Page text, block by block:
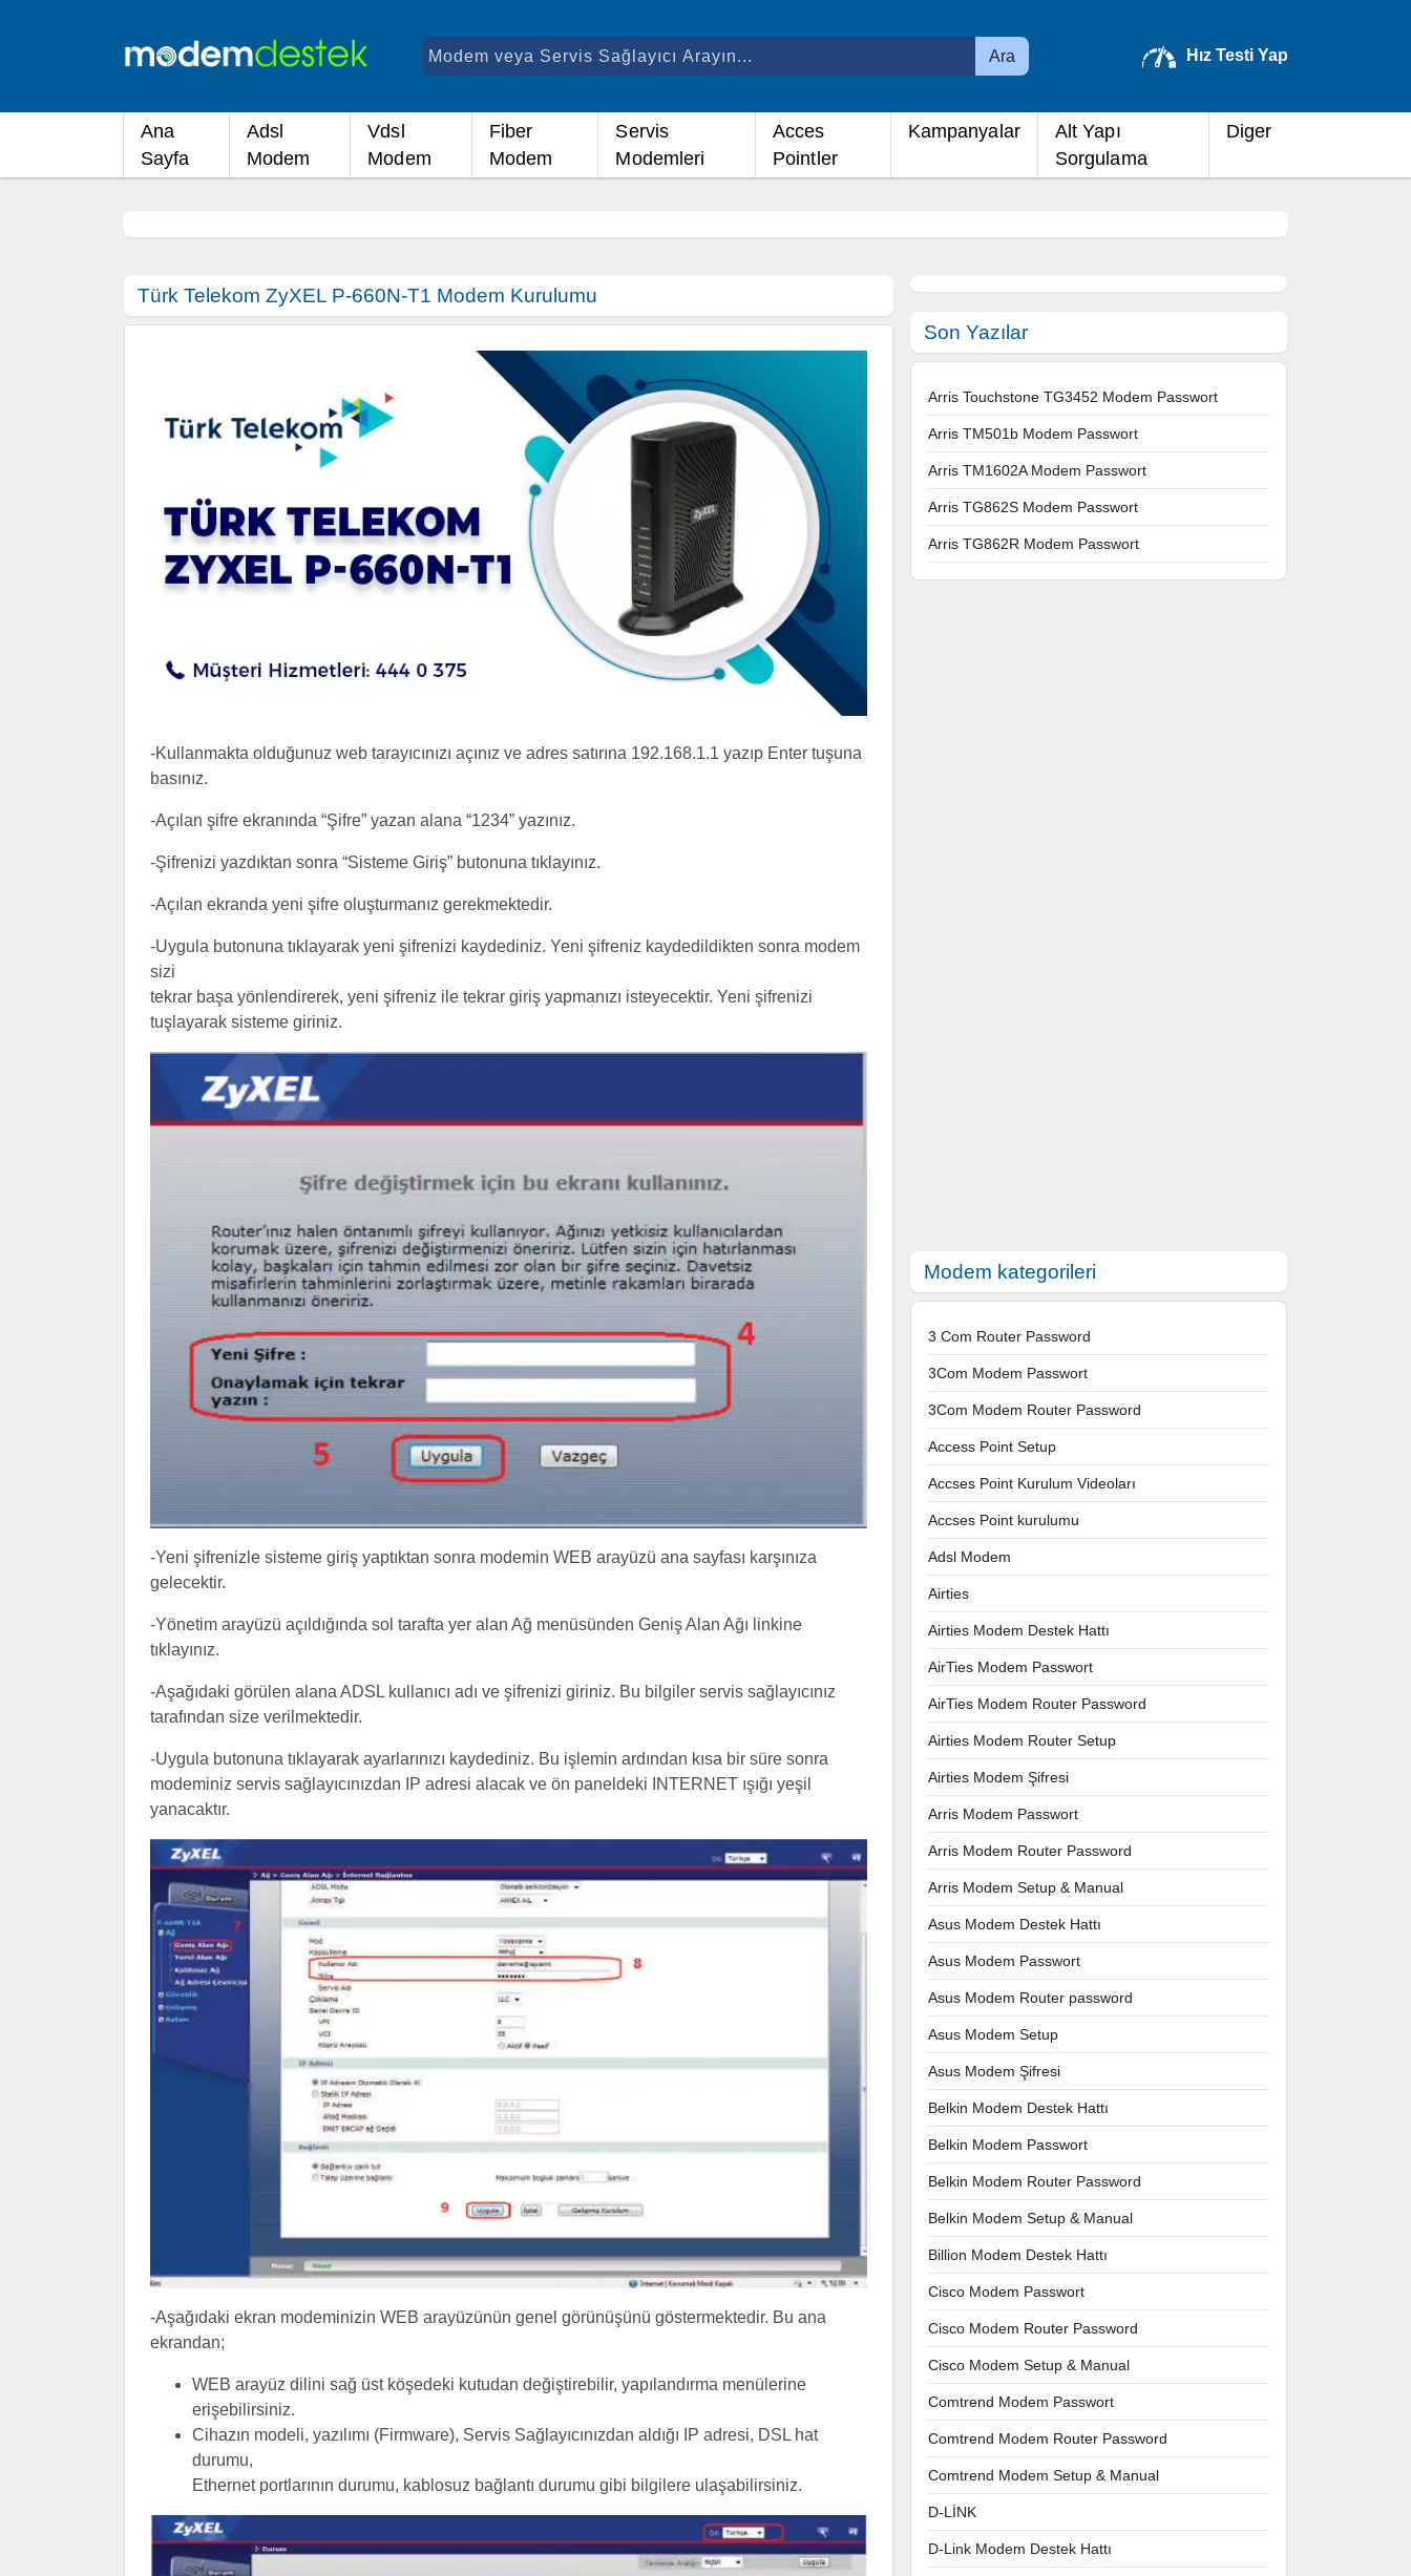
Ara Hız Testi Yap
Ana
Sayfa
Adsl
Modem
Vdsl
Modem
Fiber
Modem
Servis
Modemleri
Acces
Pointler
Kampanyalar
Alt Yapı
Sorgulama
Diger
Türk Telekom ZyXEL P-660N-T1 Modem Kurulumu
-Kullanmakta olduğunuz web tarayıcınızı açınız ve adres satırına 192.168.1.1 yazıp Enter tuşuna
basınız.
-Açılan şifre ekranında “Şifre” yazan alana “1234” yazınız.
-Şifrenizi yazdıktan sonra “Sisteme Giriş” butonuna tıklayınız.
-Açılan ekranda yeni şifre oluşturmanız gerekmektedir.
-Uygula butonuna tıklayarak yeni şifrenizi kaydediniz. Yeni şifreniz kaydedildikten sonra modem
sizi
tekrar başa yönlendirerek, yeni şifreniz ile tekrar giriş yapmanızı isteyecektir. Yeni şifrenizi
tuşlayarak sisteme giriniz.
-Yeni şifrenizle sisteme giriş yaptıktan sonra modemin WEB arayüzü ana sayfası karşınıza
gelecektir.
-Yönetim arayüzü açıldığında sol tarafta yer alan Ağ menüsünden Geniş Alan Ağı linkine
tıklayınız.
-Aşağıdaki görülen alana ADSL kullanıcı adı ve şifrenizi giriniz. Bu bilgiler servis sağlayıcınız
tarafından size verilmektedir.
-Uygula butonuna tıklayarak ayarlarınızı kaydediniz. Bu işlemin ardından kısa bir süre sonra
modeminiz servis sağlayıcınızdan IP adresi alacak ve ön paneldeki INTERNET ışığı yeşil
yanacaktır.
-Aşağıdaki ekran modeminizin WEB arayüzünün genel görünüşünü göstermektedir. Bu ana
ekrandan;
WEB arayüz dilini sağ üst köşedeki kutudan değiştirebilir, yapılandırma menülerine
erişebilirsiniz.
Cihazın modeli, yazılımı (Firmware), Servis Sağlayıcınızdan aldığı IP adresi, DSL hat
durumu,
Ethernet portlarının durumu, kablosuz bağlantı durumu gibi bilgilere ulaşabilirsiniz.
Son Yazılar
Arris Touchstone TG3452 Modem Passwort
Arris TM501b Modem Passwort
Arris TM1602A Modem Passwort
Arris TG862S Modem Passwort
Arris TG862R Modem Passwort
Modem kategorileri
3 Com Router Password
3Com Modem Passwort
3Com Modem Router Password
Access Point Setup
Accses Point Kurulum Videoları
Accses Point kurulumu
Adsl Modem
Airties
Airties Modem Destek Hattı
AirTies Modem Passwort
AirTies Modem Router Password
Airties Modem Router Setup
Airties Modem Şifresi
Arris Modem Passwort
Arris Modem Router Password
Arris Modem Setup & Manual
Asus Modem Destek Hattı
Asus Modem Passwort
Asus Modem Router password
Asus Modem Setup
Asus Modem Şifresi
Belkin Modem Destek Hattı
Belkin Modem Passwort
Belkin Modem Router Password
Belkin Modem Setup & Manual
Billion Modem Destek Hattı
Cisco Modem Passwort
Cisco Modem Router Password
Cisco Modem Setup & Manual
Comtrend Modem Passwort
Comtrend Modem Router Password
Comtrend Modem Setup & Manual
D-LİNK
D-Link Modem Destek Hattı